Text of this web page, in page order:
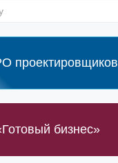
проектировщиков
бизнес»